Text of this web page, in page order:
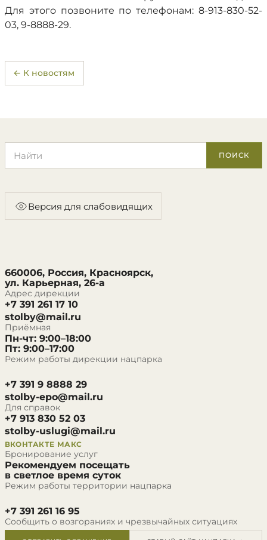
Для этого позвоните по телефонам: 8-913-830-52-
03, 9-8888-29.
← К новостям
ПОИСК
Версия для слабовидящих
660006, Россия, Красноярск,
ул. Карьерная, 26-а
Адрес дирекции
+7 391 261 17 10
stolby@mail.ru
Приёмная
Пн-чт: 9:00–18:00
Пт: 9:00–17:00
Режим работы дирекции нацпарка
+7 391 9 8888 29
stolby-epo@mail.ru
Для справок
+7 913 830 52 03
stolby-uslugi@mail.ru
ВКОНТАКТЕ МАКС
Бронирование услуг
Рекомендуем посещать
в светлое время суток
Режим работы территории нацпарка
+7 391 261 16 95
Сообщить о возгораниях и чрезвычайных ситуациях